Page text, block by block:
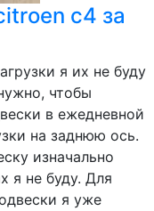
c4 за
я их не буду
чтобы
в ежедневной
на заднюю ось.
изначально
я не буду. Для
я уже